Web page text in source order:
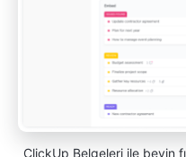
ClickUp Belgeleri ile beyin